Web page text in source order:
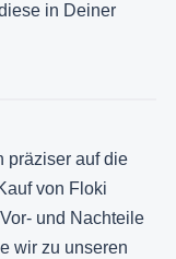
in Deiner
präziser auf die
von Floki
und Nachteile
wir zu unseren